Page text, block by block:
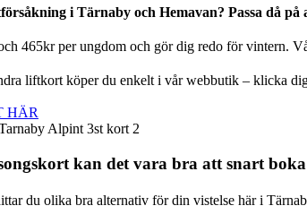
i Tärnaby och Hemavan? Passa då
465kr per ungdom och gör dig redo för vintern.
liftkort köper du enkelt i vår webbutik – klicka
HÄR
kan det vara bra att snart boka
du olika bra alternativ för din vistelse här i